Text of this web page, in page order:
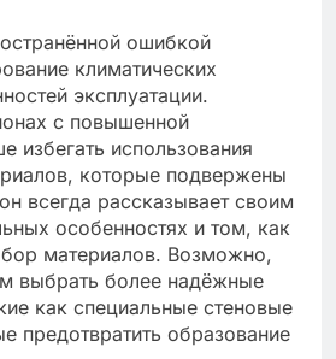
ошибкой
климатических
эксплуатации.
с повышенной
избегать использования
которые подвержены
всегда рассказывает своим
особенностях и том, как
материалов. Возможно,
выбрать более надёжные
как специальные стеновые
предотвратить образование